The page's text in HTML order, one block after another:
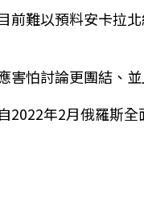
前難以預料安卡拉
害怕討論更團結、
2022年2月俄羅斯